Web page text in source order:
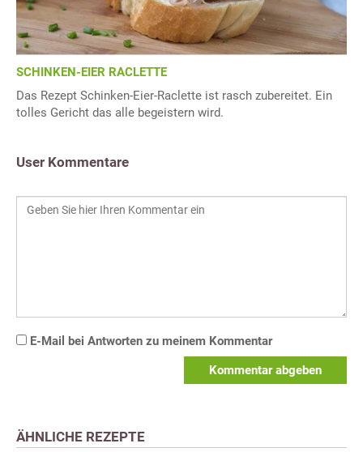
SCHINKEN-EIER RACLETTE
Das Rezept Schinken-Eier-Raclette ist rasch zubereitet. Ein
tolles Gericht das alle begeistern wird.
User Kommentare
E-Mail bei Antworten zu meinem Kommentar
Kommentar abgeben
ÄHNLICHE REZEPTE